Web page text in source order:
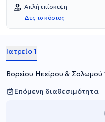
αυτοάνοσα νοσήματα.
αντιμετώπιση διαφόρων
Απλή επίσκεψη
Δες το κόστος
Ιατρείο 1
Βορείου Ηπείρου &
Επόμενη διαθεσιμότητα